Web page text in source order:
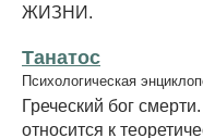
ЖИЗНИ.
Танатос
Психологическая
Греческий бог
относится к